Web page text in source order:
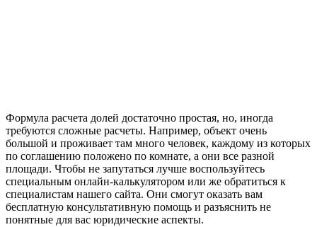
Формула расчета долей достаточно простая, но, иногда
требуются сложные расчеты. Например, объект очень
большой и проживает там много человек, каждому из которых
по соглашению положено по комнате, а они все разной
площади. Чтобы не запутаться лучше воспользуйтесь
специальным онлайн-калькулятором или же обратиться к
специалистам нашего сайта. Они смогут оказать вам
бесплатную консультативную помощь и разъяснить не
понятные для вас юридические аспекты.